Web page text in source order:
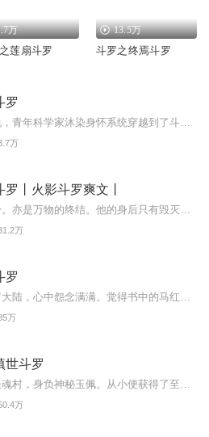
万
莲扇斗罗
13.5万
斗罗之终焉斗罗
罗
万
丨火影斗罗爽文丨
万
罗
万
世斗罗
万